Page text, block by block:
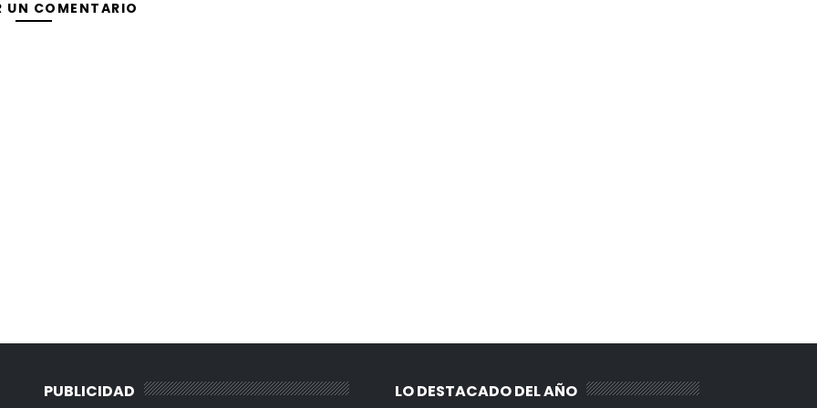
UN COMENTARIO
PUBLICIDAD LO DESTACADO DEL AÑO